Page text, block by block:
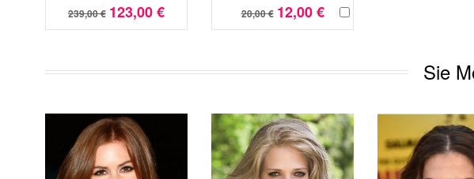
239,00 € 123,00 € 20,00 € 12,00 €
Sie